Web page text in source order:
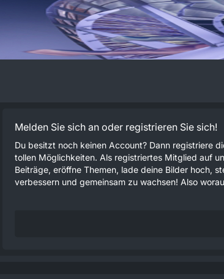
Melden Sie sich an oder registrieren Sie sich!
Du besitzt noch keinen Account? Dann registriere
tollen Möglichkeiten. Als registriertes Mitglied auf
Beiträge, eröffne Themen, lade deine Bilder hoch,
verbessern und gemeinsam zu wachsen! Also